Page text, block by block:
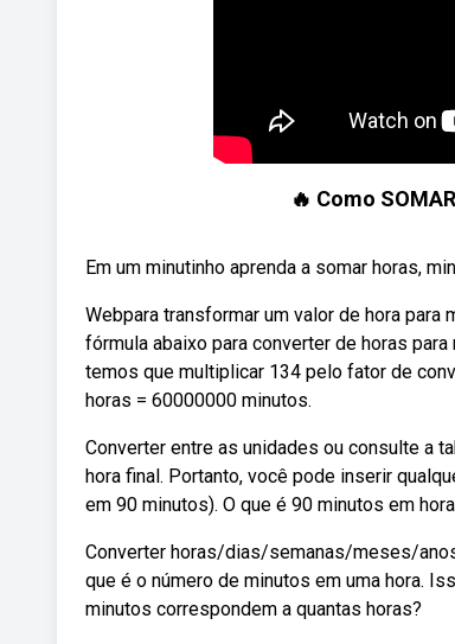
🔥 Como
Em um minutinho aprenda a somar horas,
Webpara transformar um valor de hora
fórmula abaixo para converter de horas
temos que multiplicar 134 pelo fator de
horas = 60000000 minutos.
Converter entre as unidades ou consulte a
hora final. Portanto, você pode inserir
em 90 minutos). O que é 90 minutos em
Converter horas/dias/semanas/meses/
que é o número de minutos em uma hora.
minutos correspondem a quantas horas?